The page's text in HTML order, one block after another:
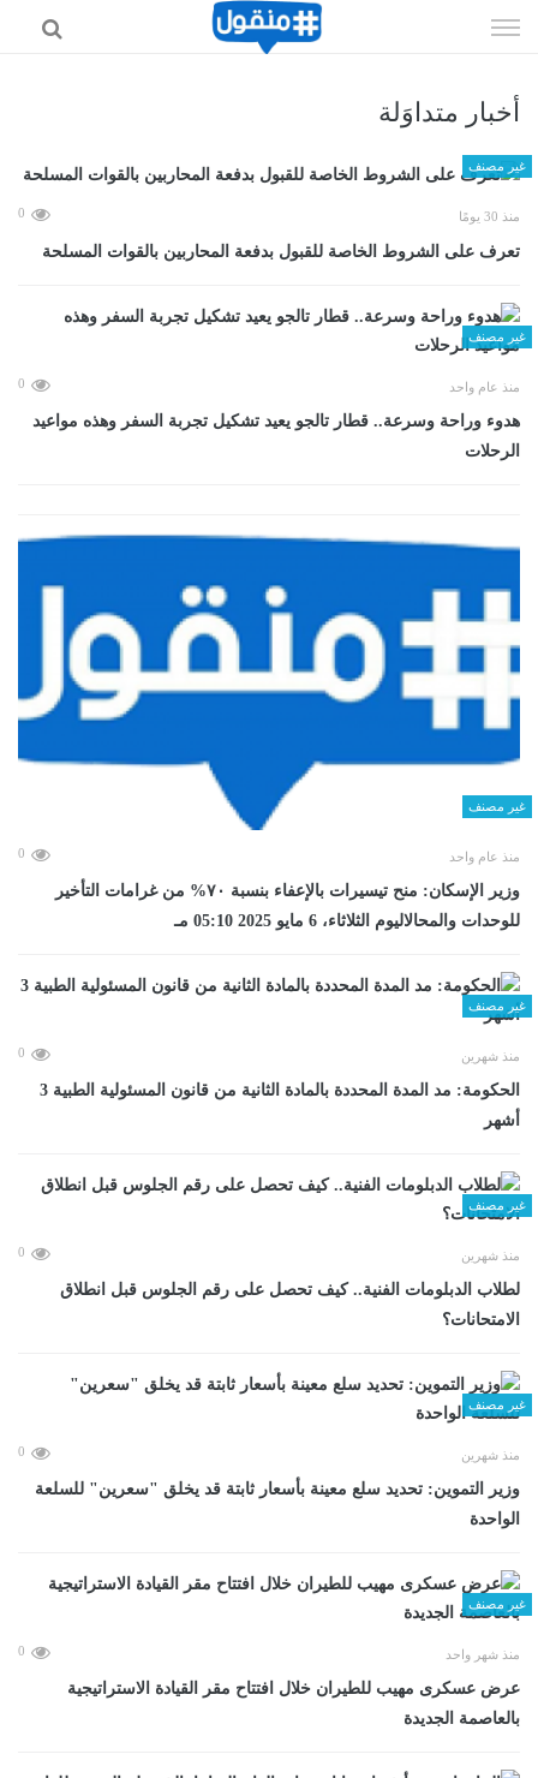
الى
أخبار متداوَلة
غير مصنف
منذ 30 يومًا 0
تعرف على الشروط الخاصة للقبول بدفعة المحاربين بالقوات المسلحة
غير مصنف
منذ عام واحد 0
هدوء وراحة وسرعة.. قطار تالجو يعيد تشكيل تجربة السفر وهذه مواعيد
الرحلات
غير مصنف
منذ عام واحد 0
وزير الإسكان: منح تيسيرات بالإعفاء بنسبة ٧٠% من غرامات التأخير
للوحدات والمحالاليوم الثلاثاء، 6 مايو 2025 05:10 مـ
غير مصنف
منذ شهرين 0
الحكومة: مد المدة المحددة بالمادة الثانية من قانون المسئولية الطبية 3
أشهر
غير مصنف
منذ شهرين 0
لطلاب الدبلومات الفنية.. كيف تحصل على رقم الجلوس قبل انطلاق
الامتحانات؟
غير مصنف
منذ شهرين 0
وزير التموين: تحديد سلع معينة بأسعار ثابتة قد يخلق "سعرين" للسلعة
الواحدة
غير مصنف
منذ شهر واحد 0
عرض عسكرى مهيب للطيران خلال افتتاح مقر القيادة الاستراتيجية
بالعاصمة الجديدة